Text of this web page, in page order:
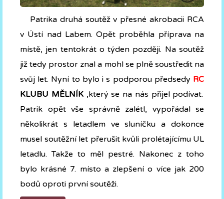
Patrika druhá soutěž v přesné akrobacii RCA
v Ústí nad Labem. Opět proběhla příprava na
místě, jen tentokrát o týden později. Na soutěž
již tedy prostor znal a mohl se plně soustředit na
svůj let. Nyní to bylo i s podporou předsedy RC
KLUBU MĚLNÍK,který se na nás přijel podívat.
Patrik opět vše správně zalétl, vypořádal se
několikrát s letadlem ve sluníčku a dokonce
musel soutěžní let přerušit kvůli prolétajícímu UL
letadlu. Takže to měl pestré. Nakonec z toho
bylo krásné 7. místo a zlepšení o více jak 200
bodů oproti první soutěži.